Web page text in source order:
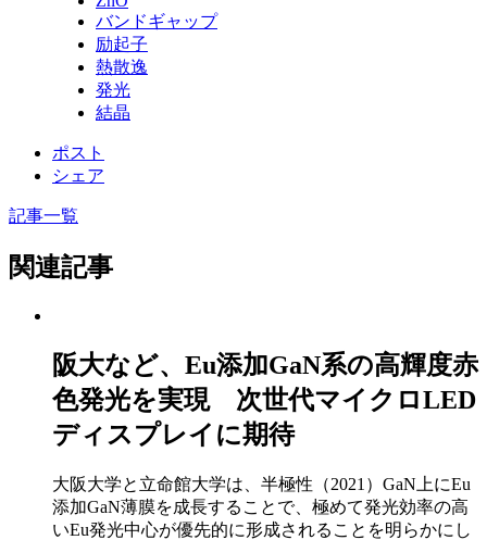
バンドギャップ
励起子
熱散逸
発光
結晶
ポスト
シェア
記事一覧
関連記事
阪大など、Eu添加GaN系の高輝度赤
色発光を実現 次世代マイクロLED
ディスプレイに期待
大阪大学と立命館大学は、半極性（2021）GaN上にEu
添加GaN薄膜を成長することで、極めて発光効率の高
いEu発光中心が優先的に形成されることを明らかにし